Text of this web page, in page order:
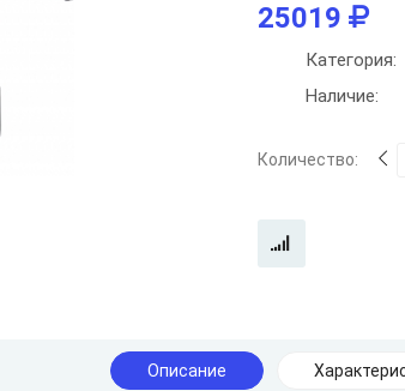
25019
Категория:
Наличие:
Количество:
Описание